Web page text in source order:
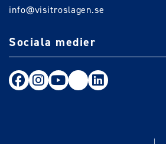
info@visitroslagen.se
Sociala medier
Följ oss på Facebook
Följ oss på Instagram
Följ oss på Youtube
TikTokLinkedIn